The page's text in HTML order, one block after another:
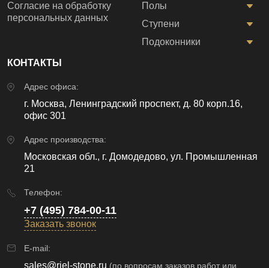
Согласие на обработку
персональных данных
Полы
Ступени
Подоконники
КОНТАКТЫ
Адрес офиса:
г. Москва, Ленинградский проспект, д. 80 корп.16,
офис 301
Адрес производства:
Московская обл., г. Домодедово, ул. Промышленная
21
Телефон:
+7 (495) 784-00-11
Заказать звонок
E-mail:
sales@riel-stone.ru (по вопросам заказов работ или